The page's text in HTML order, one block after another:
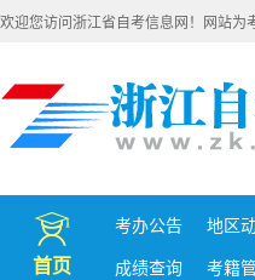
欢迎您访问浙江省自考信息网！网站
首页
考办公告 地区
成绩查询
考籍